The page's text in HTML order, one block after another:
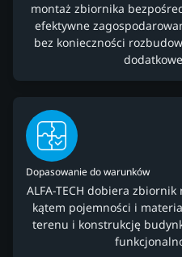
montaż zbiornika
efektywne
bez konieczności
Dopasowanie do warunków
ALFA-TECH dobiera
kątem pojemności i
terenu i konstrukcję